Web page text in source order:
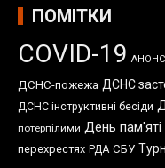
ПОМІТКИ
COVID-19 АНОНС
ДСНС-пожежа ДСНС
ДСНС інструктивні бесіди
потерпілими День пам'яті
перехрестях РДА СБУ